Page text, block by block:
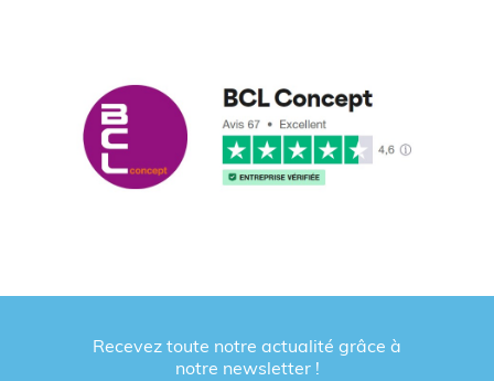
Recevez toute notre actualité grâce à
notre newsletter !